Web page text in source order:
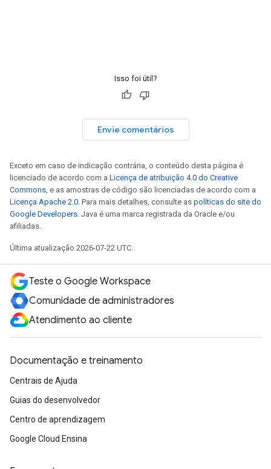
Isso foi útil?
Envie comentários
Exceto em caso de indicação contrária, o conteúdo desta página é
licenciado de acordo com a Licença de atribuição 4.0 do Creative
Commons , e as amostras de código são licenciadas de acordo com a
Licença Apache 2.0 . Para mais detalhes, consulte as políticas do site do
Google Developers . Java é uma marca registrada da Oracle e/ou
afiliadas.
Última atualização 2026-07-22 UTC.
Teste o Google Workspace
Comunidade de administradores
Atendimento ao cliente
Documentação e treinamento
Centrais de Ajuda
Guias do desenvolvedor
Centro de aprendizagem
Google Cloud Ensina